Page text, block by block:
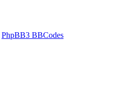
PhpBB3 BBCodes